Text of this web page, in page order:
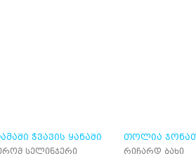
ᲭᲕᲐᲕᲘᲡ ᲧᲐᲜᲐᲨᲘ
სელინჯერი
ᲗᲝᲚᲘᲐ
ᲚᲘᲕᲘᲜᲒᲡᲢᲝᲜᲘ
რიჩარდ ბახი